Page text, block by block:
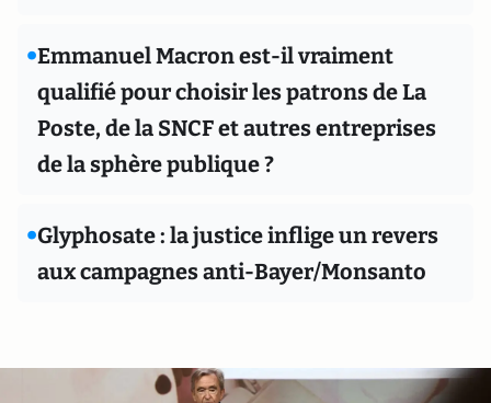
•Emmanuel Macron est-il vraiment
qualifié pour choisir les patrons de La
Poste, de la SNCF et autres entreprises
de la sphère publique ?
•Glyphosate : la justice inflige un revers
aux campagnes anti-Bayer/Monsanto